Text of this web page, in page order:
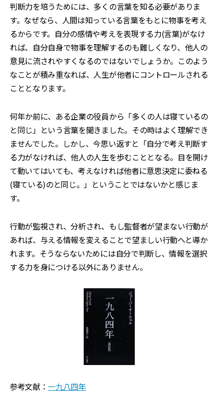
判断力を培うためには、多くの言葉を知る必要がありま
す。なぜなら、人間は知っている言葉をもとに物事を考え
るからです。自分の感情や考えを表現する力(言葉)がなけ
れば、自分自身で物事を理解するのも難しくなり、他人の
意見に流されやすくなるのではないでしょうか。このよう
なことが積み重なれば、人生が他者にコントロールされる
こととなります。
何年か前に、ある企業の役員から「多くの人は寝ているの
と同じ」という言葉を聞きました。その時はよく理解でき
ませんでした。しかし、今思い返すと「自分で考え判断す
る力がなければ、他人の人生を歩むこととなる。目を開け
て動いてはいても、考えなければ他者に意思決定に委ねる
(寝ている)のと同じ。」ということではないかと感じま
す。
行動が監視され、分析され、もし監督者が望まない行動が
あれば、与える情報を変えることで望ましい行動へと導か
れます。そうならないためには自分で判断し、情報を選択
する力を身につける以外にありません。
参考文献： 一九八四年